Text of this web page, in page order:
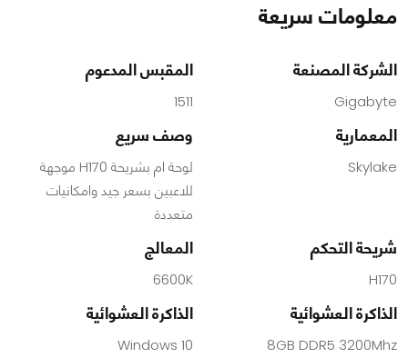
معلومات سريعة
الشركة المصنعة
Gigabyte
المقبس المدعوم
1511
المعمارية
Skylake
وصف سريع
لوحة ام بشريحة H170 موجهة
للاعبين بسعر جيد وامكانيات
متعددة
شريحة التحكم
H170
المعالج
6600K
الذاكرة العشوائية
8GB DDR5 3200Mhz
الذاكرة العشوائية
Windows 10